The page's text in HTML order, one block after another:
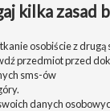
kilka zasad
osobiście z
przedmiot przed
sms-ów
danych